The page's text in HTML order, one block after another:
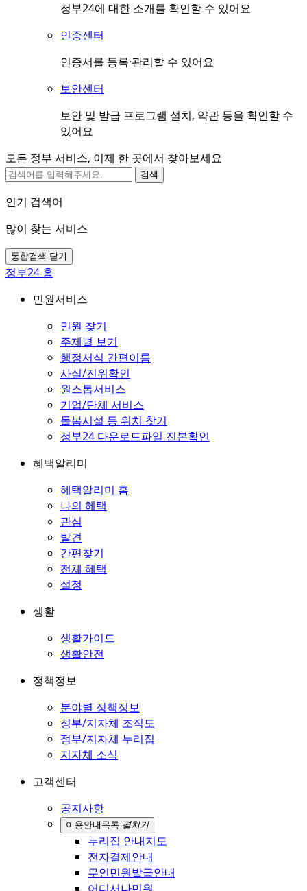
정부24에 대한 소개를 확인할 수 있어요
인증센터
인증서를 등록·관리할 수 있어요
보안센터
보안 및 발급 프로그램 설치, 약관 등을 확인할 수
있어요
모든 정부 서비스, 이제 한 곳에서 찾아보세요
검색
인기 검색어
많이 찾는 서비스
통합검색 닫기
정부24 홈
민원서비스
민원 찾기
주제별 보기
행정서식 간편이름
사실/진위확인
원스톱서비스
기업/단체 서비스
돌봄시설 등 위치 찾기
정부24 다운로드파일 진본확인
혜택알리미
혜택알리미 홈
나의 혜택
관심
발견
간편찾기
전체 혜택
설정
생활
생활가이드
생활안전
정책정보
분야별 정책정보
정부/지자체 조직도
정부/지자체 누리집
지자체 소식
고객센터
공지사항
이용안내 목록 펼치기
누리집 안내지도
전자결제안내
무인민원발급안내